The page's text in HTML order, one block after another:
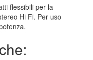
flessibili per la
Hi Fi. Per uso